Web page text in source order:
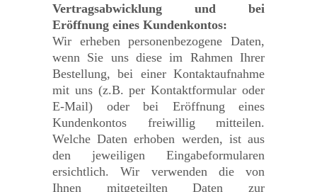
Vertragsabwicklung und bei
Eröffnung eines Kundenkontos:
Wir erheben personenbezogene Daten,
wenn Sie uns diese im Rahmen Ihrer
Bestellung, bei einer Kontaktaufnahme
mit uns (z.B. per Kontaktformular oder
E-Mail) oder bei Eröffnung eines
Kundenkontos freiwillig mitteilen.
Welche Daten erhoben werden, ist aus
den jeweiligen Eingabeformularen
ersichtlich. Wir verwenden die von
Ihnen mitgeteilten Daten zur